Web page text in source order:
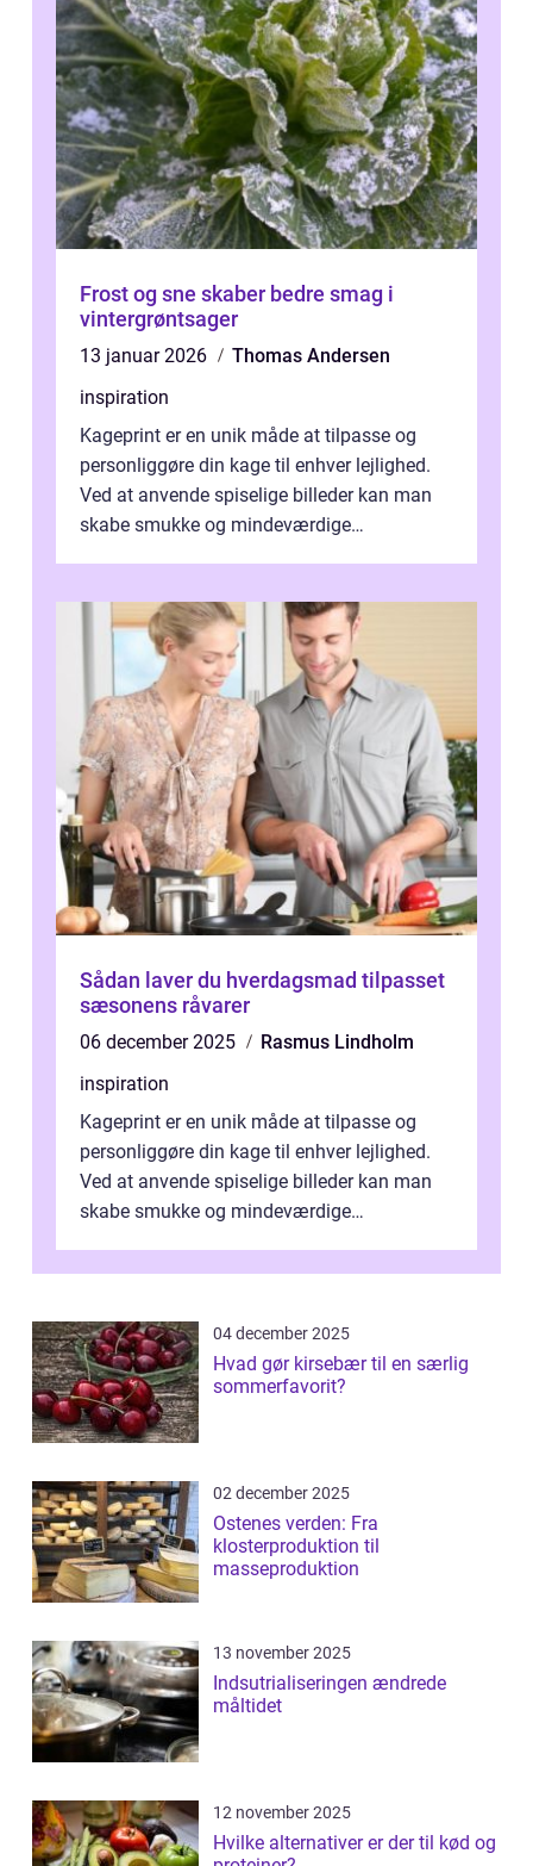
Frost og sne skaber bedre smag i
vintergrøntsager
13 januar 2026
Thomas Andersen
inspiration
Kageprint er en unik måde at tilpasse og
personliggøre din kage til enhver lejlighed.
Ved at anvende spiselige billeder kan man
skabe smukke og mindeværdige
Sådan laver du hverdagsmad tilpasset
sæsonens råvarer
06 december 2025
Rasmus Lindholm
inspiration
Kageprint er en unik måde at tilpasse og
personliggøre din kage til enhver lejlighed.
Ved at anvende spiselige billeder kan man
skabe smukke og mindeværdige
04 december 2025
Hvad gør kirsebær til en særlig
sommerfavorit?
02 december 2025
Ostenes verden: Fra
klosterproduktion til
masseproduktion
13 november 2025
Indsutrialiseringen ændrede
måltidet
12 november 2025
Hvilke alternativer er der til kød og